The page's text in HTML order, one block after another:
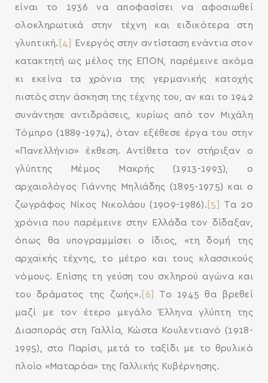
είναι το 1936 να αποφασίσει να αφοσιωθεί
ολοκληρωτικά στην τέχνη και ειδικότερα στη
γλυπτική. [4]
Ενεργός στην αντίσταση ενάντια στον
κατακτητή ως μέλος της ΕΠΟΝ, παρέμεινε ακόμα
κι εκείνα τα χρόνια της γερμανικής κατοχής
πιστός στην άσκηση της τέχνης του, αν και το 1942
συνάντησε αντιδράσεις, κυρίως από τον Μιχάλη
Τόμπρο (1889-1974), όταν εξέθεσε έργα του στην
«Πανελλήνιο» έκθεση. Αντίθετα τον στήριξαν ο
γλύπτης Μέμος Μακρής (1913-1993), ο
αρχαιολόγος Γιάννης Μηλιάδης (1895-1975) και ο
ζωγράφος Νίκος Νικολάου (1909-1986). [5]
Τα 20
χρόνια που παρέμεινε στην Ελλάδα τον δίδαξαν,
όπως θα υπογραμμίσει ο ίδιος, «τη δομή της
αρχαϊκής τέχνης, το μέτρο και τους κλασσικούς
νόμους. Επίσης τη γεύση του σκληρού αγώνα και
του δράματος της ζωής». [6]
Το 1945 θα βρεθεί
μαζί με τον έτερο μεγάλο Έλληνα γλύπτη της
Διασποράς στη Γαλλία, Κώστα Κουλεντιανό (1918-
1995), στο Παρίσι, μετά το ταξίδι με το θρυλικό
πλοίο «Ματαρόα» της Γαλλικής Κυβέρνησης.